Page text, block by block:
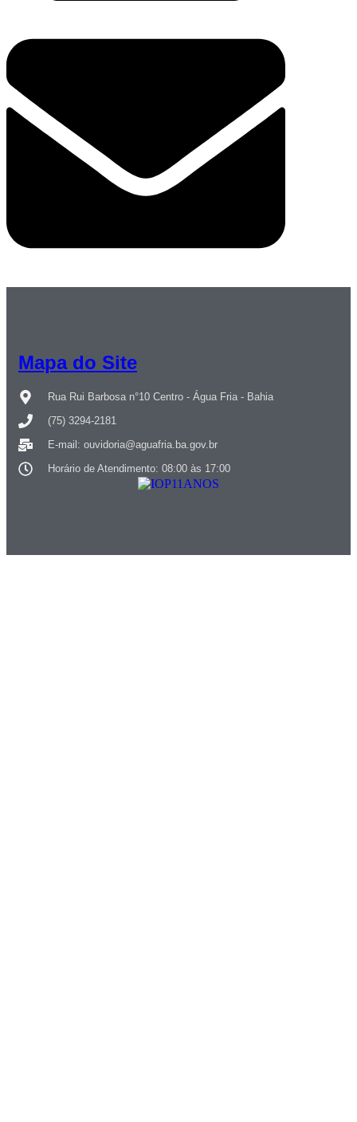
Mapa do Site
Rua Rui Barbosa n°10 Centro - Água Fria - Bahia
(75) 3294-2181
E-mail: ouvidoria@aguafria.ba.gov.br
Horário de Atendimento: 08:00 às 17:00